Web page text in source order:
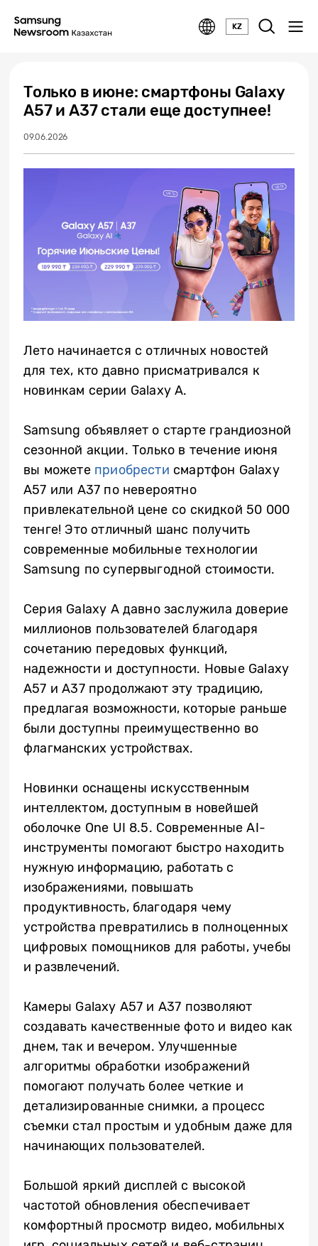
KZ
Только в июне: смартфоны Galaxy
A57 и A37 стали еще доступнее!
09.06.2026
Лето начинается с отличных новостей
для тех, кто давно присматривался к
новинкам серии Galaxy A.
Samsung объявляет о старте грандиозной
сезонной акции. Только в течение июня
вы можете приобрести смартфон Galaxy
A57 или A37 по невероятно
привлекательной цене со скидкой 50 000
тенге! Это отличный шанс получить
современные мобильные технологии
Samsung по супервыгодной стоимости.
Серия Galaxy A давно заслужила доверие
миллионов пользователей благодаря
сочетанию передовых функций,
надежности и доступности. Новые Galaxy
A57 и A37 продолжают эту традицию,
предлагая возможности, которые раньше
были доступны преимущественно во
флагманских устройствах.
Новинки оснащены искусственным
интеллектом, доступным в новейшей
оболочке One UI 8.5. Современные AI-
инструменты помогают быстро находить
нужную информацию, работать с
изображениями, повышать
продуктивность, благодаря чему
устройства превратились в полноценных
цифровых помощников для работы, учебы
и развлечений.
Камеры Galaxy A57 и A37 позволяют
создавать качественные фото и видео как
днем, так и вечером. Улучшенные
алгоритмы обработки изображений
помогают получать более четкие и
детализированные снимки, а процесс
съемки стал простым и удобным даже для
начинающих пользователей.
Большой яркий дисплей с высокой
частотой обновления обеспечивает
комфортный просмотр видео, мобильных